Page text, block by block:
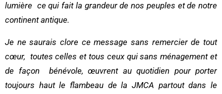
lumière ce qui fait la grandeur de nos peuples et de notre
continent antique.
Je ne saurais clore ce message sans remercier de tout
cœur, toutes celles et tous ceux qui sans ménagement et
de façon bénévole, œuvrent au quotidien pour porter
toujours haut le flambeau de la JMCA partout dans le